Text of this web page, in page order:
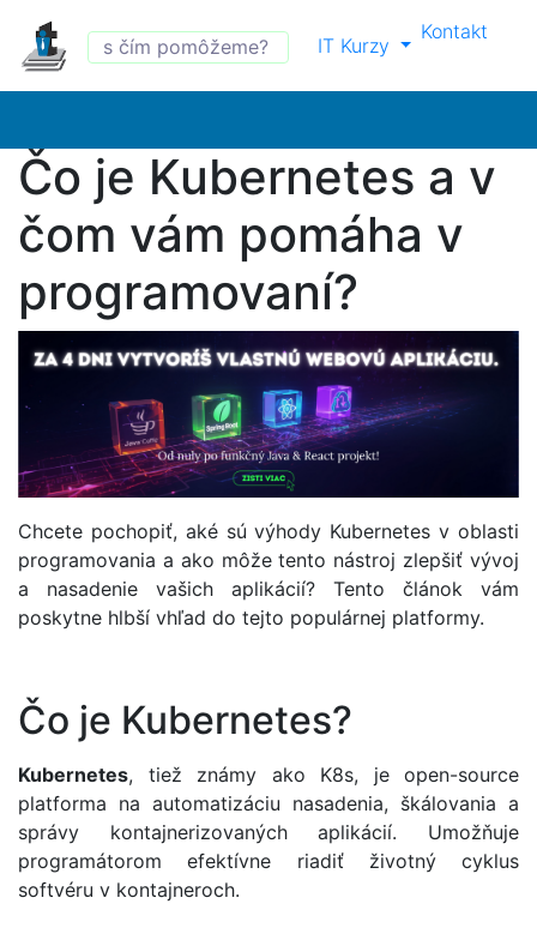
IT Kurzy
Kontakt
Čo je Kubernetes a v
čom vám pomáha v
programovaní?
Chcete pochopiť, aké sú výhody Kubernetes v oblasti
programovania a ako môže tento nástroj zlepšiť vývoj
a nasadenie vašich aplikácií? Tento článok vám
poskytne hlbší vhľad do tejto populárnej platformy.
Čo je Kubernetes?
Kubernetes, tiež známy ako K8s, je open-source
platforma na automatizáciu nasadenia, škálovania a
správy kontajnerizovaných aplikácií. Umožňuje
programátorom efektívne riadiť životný cyklus
softvéru v kontajneroch.